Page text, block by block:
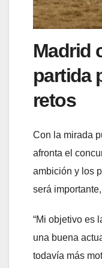
Madrid
partida
retos
Con la mirada
afronta el
ambición y los
será
“Mi objetivo es
una buena
todavía más